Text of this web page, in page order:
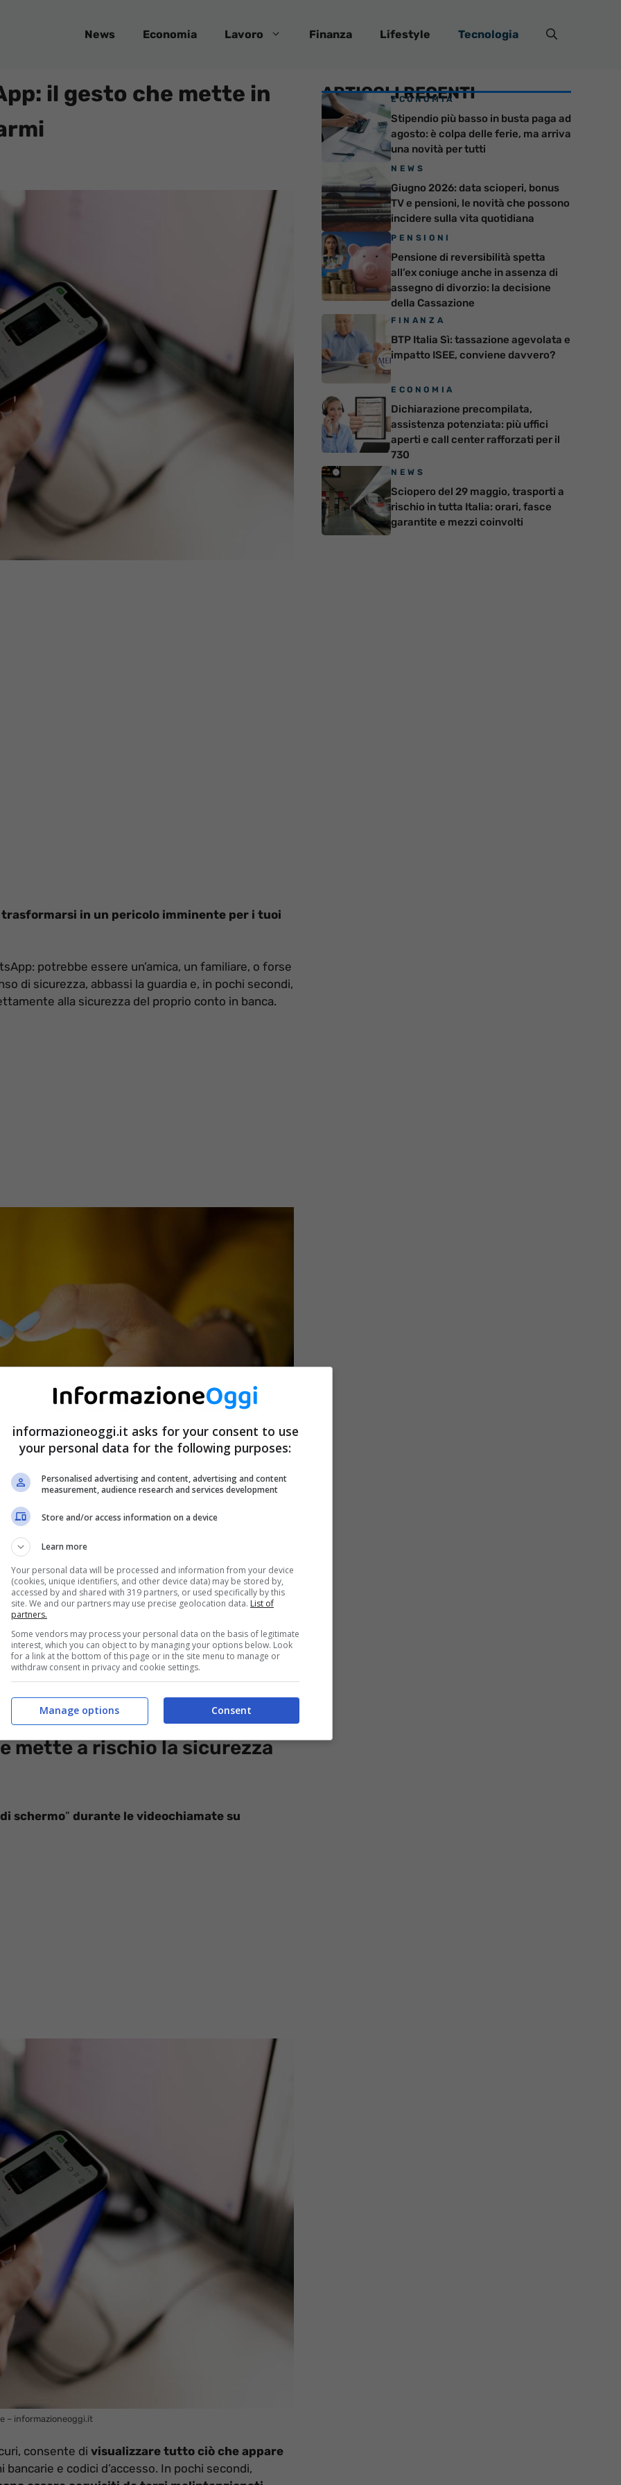
News Economia Lavoro Finanza Lifestyle Tecnologia
il gesto che mette in
trasformarsi in un pericolo imminente per i tuoi
potrebbe essere un’amica, un familiare, o forse
di sicurezza, abbassi la guardia e, in pochi secondi,
alla sicurezza del proprio conto in banca.
risparmi – informazioneoggi.it
può trasformarsi in una porta aperta verso la
alcune operazioni effettuate
o accedere a link sospetti, possono
personali
che sembrano innocui.
mette a rischio la sicurezza
schermo” durante le videochiamate su
– informazioneoggi.it
consente di visualizzare tutto ciò che appare
e codici d’accesso. In pochi secondi,
ARTICOLI RECENTI
ECONOMIA
Stipendio più basso in busta paga ad
agosto: è colpa delle ferie, ma arriva
una novità per tutti
NEWS
Giugno 2026: data scioperi, bonus
TV e pensioni, le novità che possono
incidere sulla vita quotidiana
PENSIONI
Pensione di reversibilità spetta
all’ex coniuge anche in assenza di
assegno di divorzio: la decisione
della Cassazione
FINANZA
BTP Italia Sì: tassazione agevolata e
impatto ISEE, conviene davvero?
ECONOMIA
Dichiarazione precompilata,
assistenza potenziata: più uffici
aperti e call center rafforzati per il
730
NEWS
Sciopero del 29 maggio, trasporti a
rischio in tutta Italia: orari, fasce
garantite e mezzi coinvolti
informazioneoggi.it asks for your consent to use
your personal data for the following purposes:
Personalised advertising and content, advertising and content
measurement, audience research and services development
Store and/or access information on a device
Learn more
Your personal data will be processed and information from your device
(cookies, unique identifiers, and other device data) may be stored by,
accessed by and shared with 319 partners, or used specifically by this
site. We and our partners may use precise geolocation data. List of
partners.
Some vendors may process your personal data on the basis of legitimate
interest, which you can object to by managing your options below. Look
for a link at the bottom of this page or in the site menu to manage or
withdraw consent in privacy and cookie settings.
Consent
Manage options